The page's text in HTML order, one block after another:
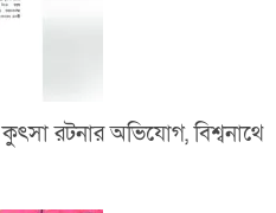
রটনার অভিযোগ, বিশ্বনাথে